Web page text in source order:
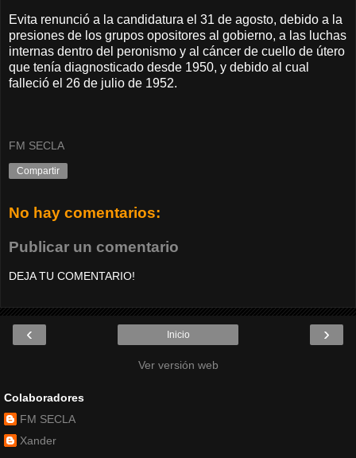
Evita renunció a la candidatura el 31 de agosto, debido a la
presiones de los grupos opositores al gobierno, a las luchas
internas dentro del peronismo y al cáncer de cuello de útero
que tenía diagnosticado desde 1950, y debido al cual
falleció el 26 de julio de 1952.
FM SECLA
Compartir
No hay comentarios:
Publicar un comentario
DEJA TU COMENTARIO!
‹ ›
Inicio
Ver versión web
Colaboradores
FM SECLA
Xander